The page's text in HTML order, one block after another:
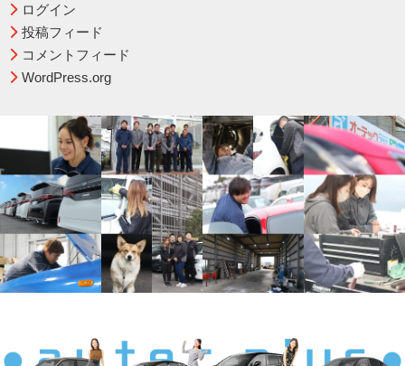
ログイン
投稿フィード
コメントフィード
WordPress.org